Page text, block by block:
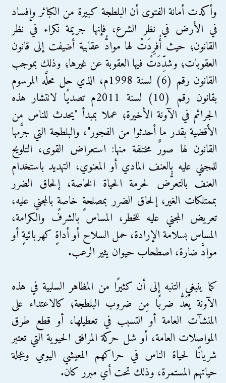
وأكدت أمانة الفتوى أن البلطجة كبيرة من الكبائر وإفساد
في الأرض في نظر الشرع، فإنها جريمة نكراء في نظر
القانون؛ حيث أُفرِدَتْ لها موادُّ عقابية أضيفت إلى قانون
العقوبات؛ وشدِّدَتْ فيها العقوبة عن غيرها؛ وذلك بموجب
القانون رقم (6) لسنة 1998م، الذي حل محلَّه المرسوم
بقانون رقم (10) لسنة 2011م تصديًا لانتشار هذه
الجرائم في الآونة الأخيرة؛ عملا بمبدأ "يحدث للناس من
الأقضية بقدر ما أحدثوا من الفجور"، والبلطجة التي جرَّمها
القانون لها صورٌ مختلفة منها: استعراض القوى، التلويح
للمجني عليه بالعنف المادي أو المعنوي، التهديد باستخدام
العنف بالتعرُّض لحرمة الحياة الخاصة، إلحاق الضرر
بممتلكات الغير، إلحاق الضرر بمصلحةٍ خاصةٍ بالمجني عليه،
تعريض المجني عليه للخطر، المساس بالشرف والكرامة،
المساس بسلامة الإرادة، حمل السلاح أو أداةٍ كهربائيةٍ أو
موادَّ ضارة، اصطحاب حيوان يثير الرعب.
كما ينبغي التنبه إلى أن كثيرًا من المظاهر السلبية في هذه
الآونة يُعَدُّ ضربًا مِن ضروب البلطجة؛ كالاعتداء على
المنشآت العامة أو التسبب في تعطيلها، أو قطع طرق
المواصلات العامة، أو شل حركة المرافق الحيوية التي تعتبر
شريانًا لحياة الناس في حراكهم المعيشي اليومي وعجلة
حياتهم المستمرة، وذلك تحت أي مبرر كان.